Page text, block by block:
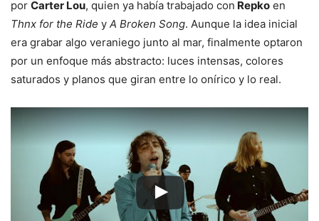
por Carter Lou, quien ya había trabajado con Repko en
Thnx for the Ride y A Broken Song. Aunque la idea inicial
era grabar algo veraniego junto al mar, finalmente optaron
por un enfoque más abstracto: luces intensas, colores
saturados y planos que giran entre lo onírico y lo real.